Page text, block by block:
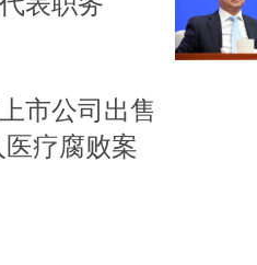
市公司出售
疗腐败案